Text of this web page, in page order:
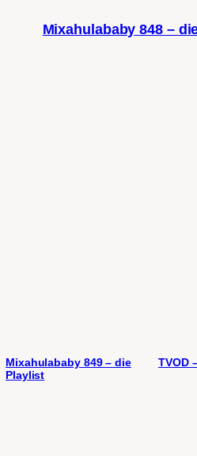
Mixahulababy 848 –
Mixahulababy 849 – die
Playlist
TVOD